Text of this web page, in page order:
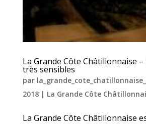
La Grande Côte Châtillonnaise –
très sensibles
par
2018| La Grande Côte
La Grande Côte Châtillonnaise